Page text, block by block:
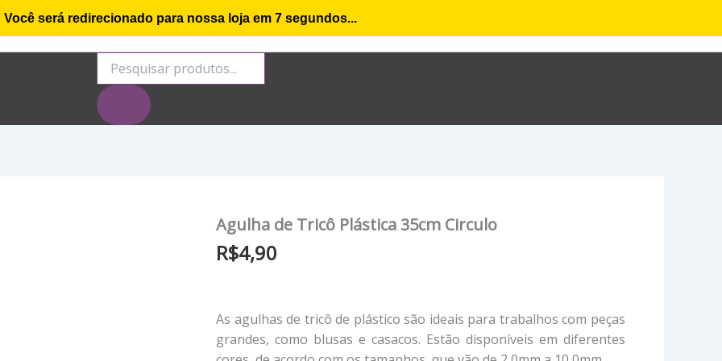
de compra Minha conta Rastrear Encomenda Shop
produtos
Agulha de Tricô Plástica 35cm Circulo
R$4,90
As agulhas de tricô de plástico são ideais para trabalhos com peças
grandes, como blusas e casacos. Estão disponíveis em diferentes
Você será redirecionado para nossa loja em 6 segundos...